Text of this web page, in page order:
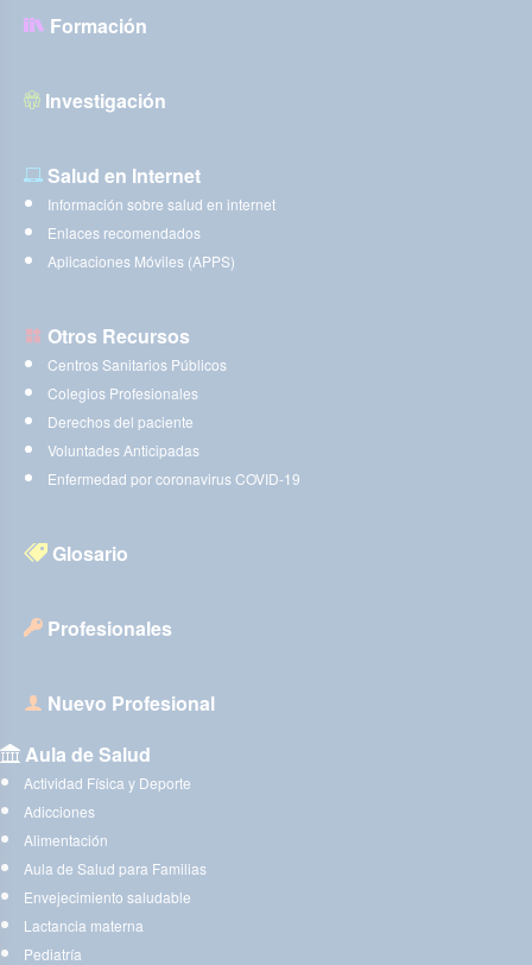
Formación
Investigación
Salud en Internet
Información sobre salud en internet
Enlaces recomendados
Aplicaciones Móviles (APPS)
Otros Recursos
Centros Sanitarios Públicos
Colegios Profesionales
Derechos del paciente
Voluntades Anticipadas
Enfermedad por coronavirus COVID-19
Glosario
Profesionales
Nuevo Profesional
Aula de Salud
Actividad Física y Deporte
Adicciones
Alimentación
Aula de Salud para Familias
Envejecimiento saludable
Lactancia materna
Pediatría